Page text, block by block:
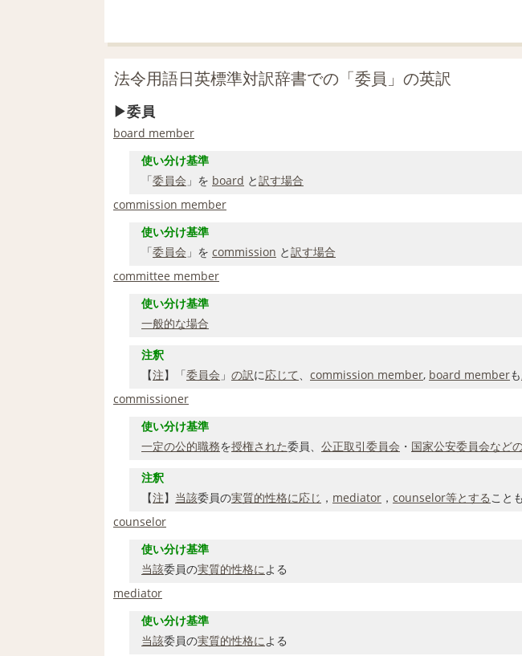
法令用語日英標準対訳辞書での「委員」の英訳
委員
board member
使い分け基準
「委員会 」を board と訳す場合
commission member
使い分け基準
「委員会 」を commission と訳す場合
committee member
使い分け基準
一般的な場合
注釈
【注】「委員会 」 の訳に応じて、 commission member, board memberも
commissioner
使い分け基準
一定の公的職務を授権された委員、 公正取引委員会 ・ 国家公安委員会など
注釈
【注】 当該委員の実質的性格に応じ ， mediator ， counselor等とすることも
counselor
使い分け基準
当該委員の実質的性格による
mediator
使い分け基準
当該委員の実質的性格による